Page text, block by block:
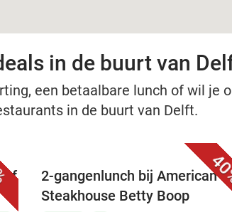
in de buurt van
een betaalbare lunch of wil je
in de buurt van Delft.
of
2-gangenlunch bij American
Steakhouse Betty Boop